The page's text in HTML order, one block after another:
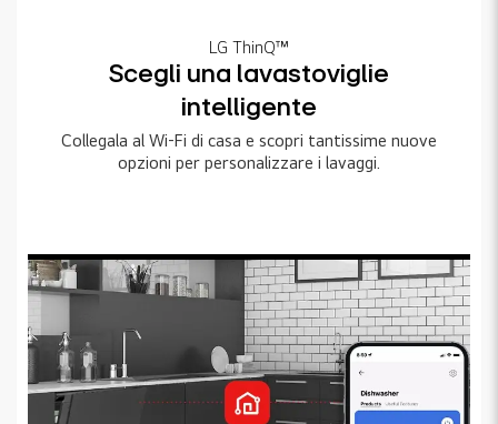
LG ThinQ™
Scegli una lavastoviglie
intelligente
Collegala al Wi-Fi di casa e scopri tantissime nuove
opzioni per personalizzare i lavaggi.